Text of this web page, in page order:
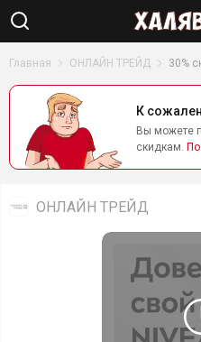
Главная ОНЛАЙН ТРЕЙД 30%
К
Вы можете
скидкам.
ОНЛАЙН ТРЕЙД